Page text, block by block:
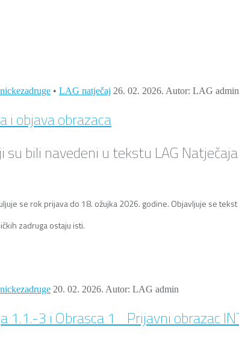
• LAG natječaj 26. 02. 2026. Autor: LAG admin
i objava obrazaca
su bili navedeni u tekstu LAG
se rok prijava do 18. ožujka 2026. godine. Objavljuje se
zadruga ostaju isti.
20. 02. 2026. Autor: LAG admin
1.1.-3 i Obrasca 1_ Prijavni obrazac